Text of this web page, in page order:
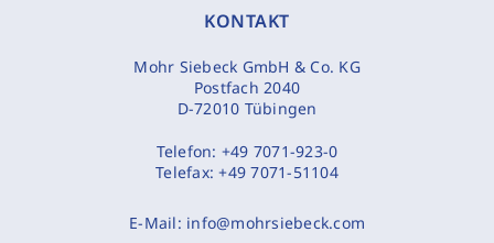
KONTAKT
Mohr Siebeck GmbH & Co. KG
Postfach 2040
D-72010 Tübingen
Telefon: +49 7071-923-0
Telefax:+49 7071-51104
E-Mail: info@mohrsiebeck.com